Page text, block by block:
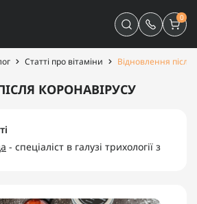
0
Статті про вітаміни Відновлення після
КОРОНАВІРУСУ
- спеціаліст в галузі трихології з